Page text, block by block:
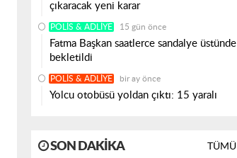
çıkaracak yeni karar
POLIS & ADLIYE 15 gün önce
Fatma Başkan saatlerce sandalye üstünde
bekletildi
POLIS & ADLIYE bir ay önce
Yolcu otobüsü yoldan çıktı: 15 yaralı
SON DAKIKA TÜMÜ